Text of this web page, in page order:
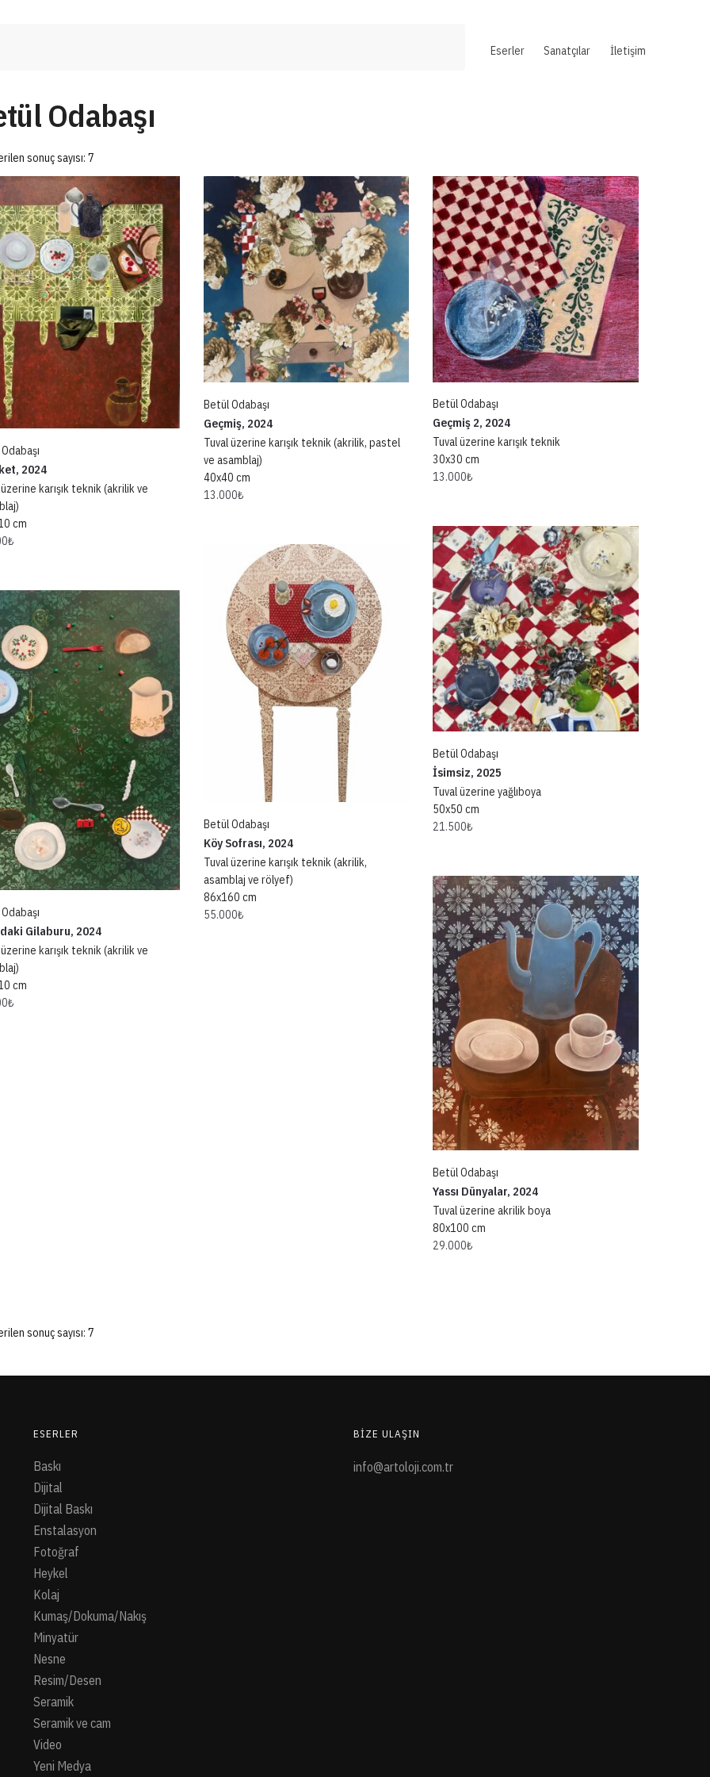
Eserler Sanatçılar İletişim
Odabaşı
sonuç sayısı: 7
2024
karışık teknik (akrilik ve
cm
₺
Betül Odabaşı
Geçmiş, 2024
Tuval üzerine karışık teknik (akrilik, pastel
ve asamblaj)
40x40 cm
13.000₺
Betül Odabaşı
Geçmiş 2, 2024
Tuval üzerine karışık teknik
30x30 cm
13.000₺
Betül Odabaşı
İsimsiz, 2025
Tuval üzerine yağlıboya
50x50 cm
21.500₺
Betül Odabaşı
Köy Sofrası, 2024
Tuval üzerine karışık teknik (akrilik,
asamblaj ve rölyef)
86x160 cm
55.000₺
Gilaburu, 2024
karışık teknik (akrilik ve
cm
₺
Betül Odabaşı
Yassı Dünyalar, 2024
Tuval üzerine akrilik boya
80x100 cm
29.000₺
sonuç sayısı: 7
ESERLER
Baskı
Dijital
Dijital Baskı
Enstalasyon
Fotoğraf
Heykel
Kolaj
Kumaş/Dokuma/Nakış
Minyatür
Nesne
Resim/Desen
Seramik
Seramik ve cam
Video
Yeni Medya
BIZE ULAŞIN
info@artoloji.com.tr